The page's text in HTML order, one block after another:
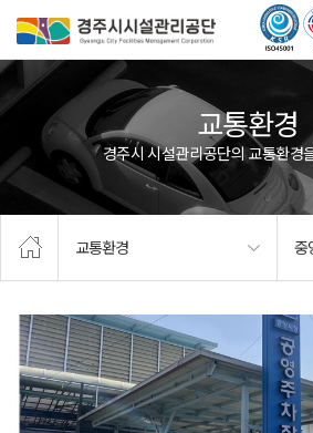
교통환경
경주시 시설관리공단의 교통환경
교통환경 중